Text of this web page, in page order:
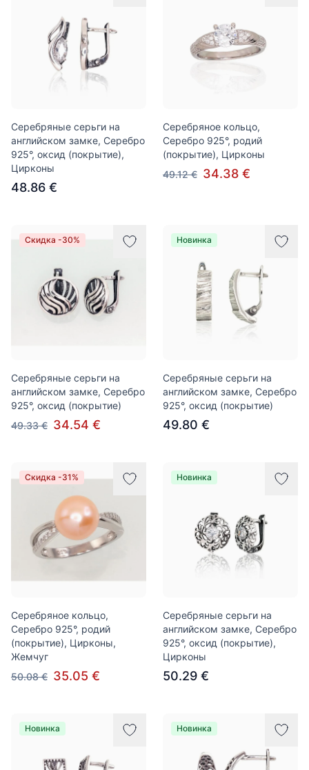
Серебряные серьги на
английском замке, Серебро
925°, оксид (покрытие),
Цирконы
48.86 €
Серебряное кольцо,
Серебро 925°, родий
(покрытие), Цирконы
49.12 € 34.38 €
Скидка -30%
Серебряные серьги на
английском замке, Серебро
925°, оксид (покрытие)
49.33 € 34.54 €
Новинка
Серебряные серьги на
английском замке, Серебро
925°, оксид (покрытие)
49.80 €
Скидка -31%
Серебряное кольцо,
Серебро 925°, родий
(покрытие), Цирконы,
Жемчуг
50.08 € 35.05 €
Новинка
Серебряные серьги на
английском замке, Серебро
925°, оксид (покрытие),
Цирконы
50.29 €
Новинка Новинка